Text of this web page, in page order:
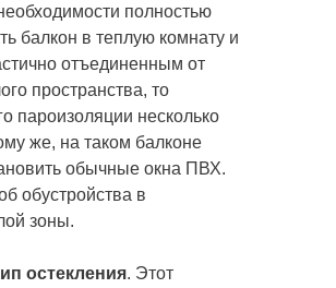
полностью
балкон в теплую комнату и
отъединенным от
пространства, то
пароизоляции несколько
же, на таком балконе
обычные окна ПВХ.
обустройства в
зоны.
остекления. Этот